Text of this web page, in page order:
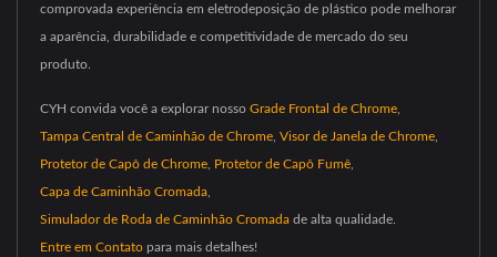
comprovada experiência em eletrodeposição de plástico pode melhorar
a aparência, durabilidade e competitividade de mercado do seu
produto.
CYH convida você a explorar nosso Grade Frontal de Chrome
Tampa Central de Caminhão de Chrome Visor de Janela de Chrome
Protetor de Capô de Chrome Protetor de Capô Fumê
Capa de Caminhão Cromada
Simulador de Roda de Caminhão Cromada de alta qualidade.
Entre em Contato para mais detalhes!